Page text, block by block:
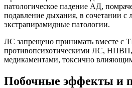
патологическое падение АД,
подавление дыхания, в сочетании
экстрапирамидные патологии.
ЛС запрещено принимать вместе с
противопсихотическими ЛС, НПВП,
медикаментами, токсично
Побочные эффекты и